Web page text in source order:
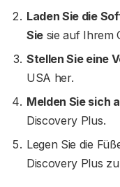
Laden Sie die
Sie sie auf Ihrem
Stellen Sie eine
USA her.
Melden Sie sich
Discovery Plus.
Legen Sie die
Discovery Plus